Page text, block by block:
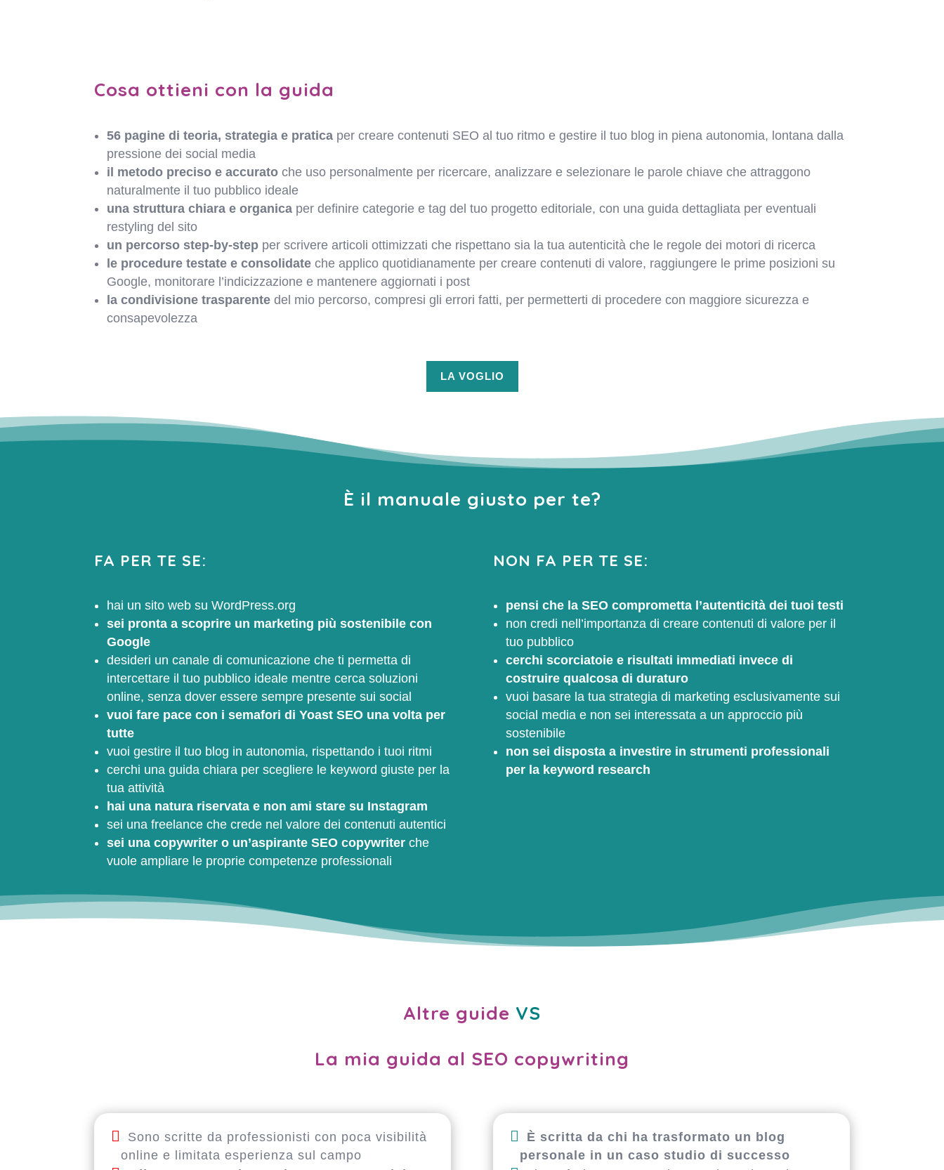
Cosa ottieni con la guida
56 pagine di teoria, strategia e pratica per creare contenuti SEO al tuo ritmo e gestire il tuo blog in piena autonomia, lontana dalla
pressione dei social media
il metodo preciso e accurato che uso personalmente per ricercare, analizzare e selezionare le parole chiave che attraggono
naturalmente il tuo pubblico ideale
una struttura chiara e organica per definire categorie e tag del tuo progetto editoriale, con una guida dettagliata per eventuali
restyling del sito
un percorso step-by-step per scrivere articoli ottimizzati che rispettano sia la tua autenticità che le regole dei motori di ricerca
le procedure testate e consolidate che applico quotidianamente per creare contenuti di valore, raggiungere le prime posizioni su
Google, monitorare l’indicizzazione e mantenere aggiornati i post
la condivisione trasparente del mio percorso, compresi gli errori fatti, per permetterti di procedere con maggiore sicurezza e
consapevolezza
LA VOGLIO
È il manuale giusto per te?
FA PER TE SE:
hai un sito web su WordPress.org
sei pronta a scoprire un marketing più sostenibile con
Google
desideri un canale di comunicazione che ti permetta di
intercettare il tuo pubblico ideale mentre cerca soluzioni
online, senza dover essere sempre presente sui social
vuoi fare pace con i semafori di Yoast SEO una volta per
tutte
vuoi gestire il tuo blog in autonomia, rispettando i tuoi ritmi
cerchi una guida chiara per scegliere le keyword giuste per la
tua attività
hai una natura riservata e non ami stare su Instagram
sei una freelance che crede nel valore dei contenuti autentici
sei una copywriter o un’aspirante SEO copywriterche
vuole ampliare le proprie competenze professionali
NON FA PER TE SE:
pensi che la SEO comprometta l’autenticità dei tuoi testi
non credi nell’importanza di creare contenuti di valore per il
tuo pubblico
cerchi scorciatoie e risultati immediati invece di
costruire qualcosa di duraturo
vuoi basare la tua strategia di marketing esclusivamente sui
social media e non sei interessata a un approccio più
sostenibile
non sei disposta a investire in strumenti professionali
per la keyword research
Altre guide VS
La mia guida al SEO copywriting
Sono scritte da professionisti con poca visibilità
online e limitata esperienza sul campo
È scritta da chi ha trasformato un blog
personale in un caso studio di successo